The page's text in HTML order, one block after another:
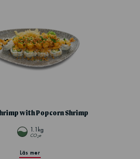
with Popcorn Shrimp
1.1kg
CO2e
Läs mer